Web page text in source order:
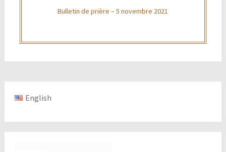
Bulletin de prière – 5 novembre 2021
English